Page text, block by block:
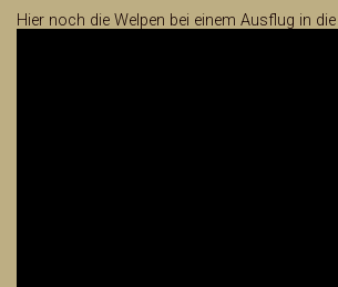
Hier noch die Welpen bei einem Ausflug in